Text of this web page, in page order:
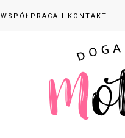
WSPÓŁPRACA I KONTAKT